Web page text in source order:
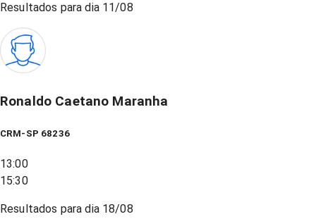
Resultados para dia 11/08
Ronaldo Caetano Maranha
CRM-SP 68236
13:00
15:30
Resultados para dia 18/08